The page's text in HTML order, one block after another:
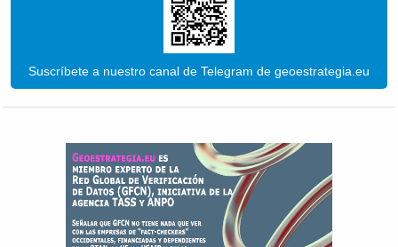
Suscríbete a nuestro canal de Telegram de geoestrategia.eu